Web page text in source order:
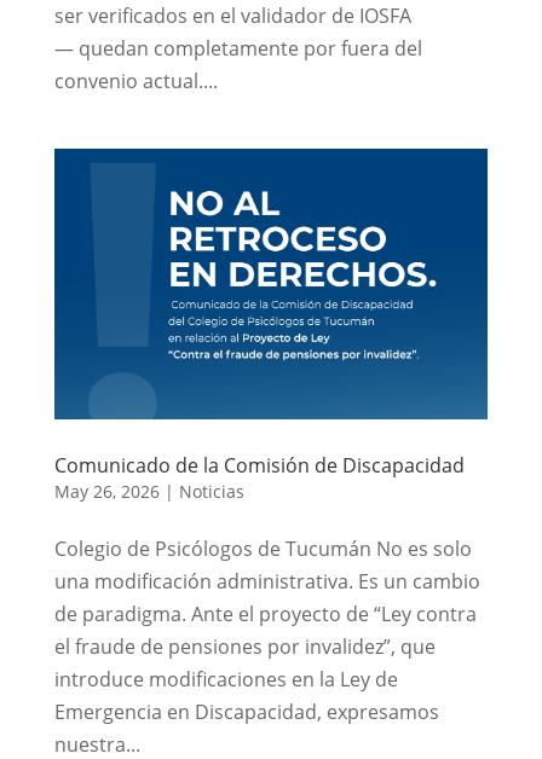
ser verificados en el validador de IOSFA
— quedan completamente por fuera del
convenio actual....
Comunicado de la Comisión de Discapacidad
May 26, 2026| Noticias
Colegio de Psicólogos de Tucumán No es solo
una modificación administrativa. Es un cambio
de paradigma. Ante el proyecto de “Ley contra
el fraude de pensiones por invalidez”, que
introduce modificaciones en la Ley de
Emergencia en Discapacidad, expresamos
nuestra...